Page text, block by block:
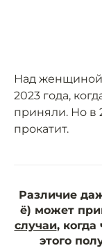
Над женщиной
2023 года,
приняли. Но в
прокатит.
Различие
ё) может
случаи, когда
этого